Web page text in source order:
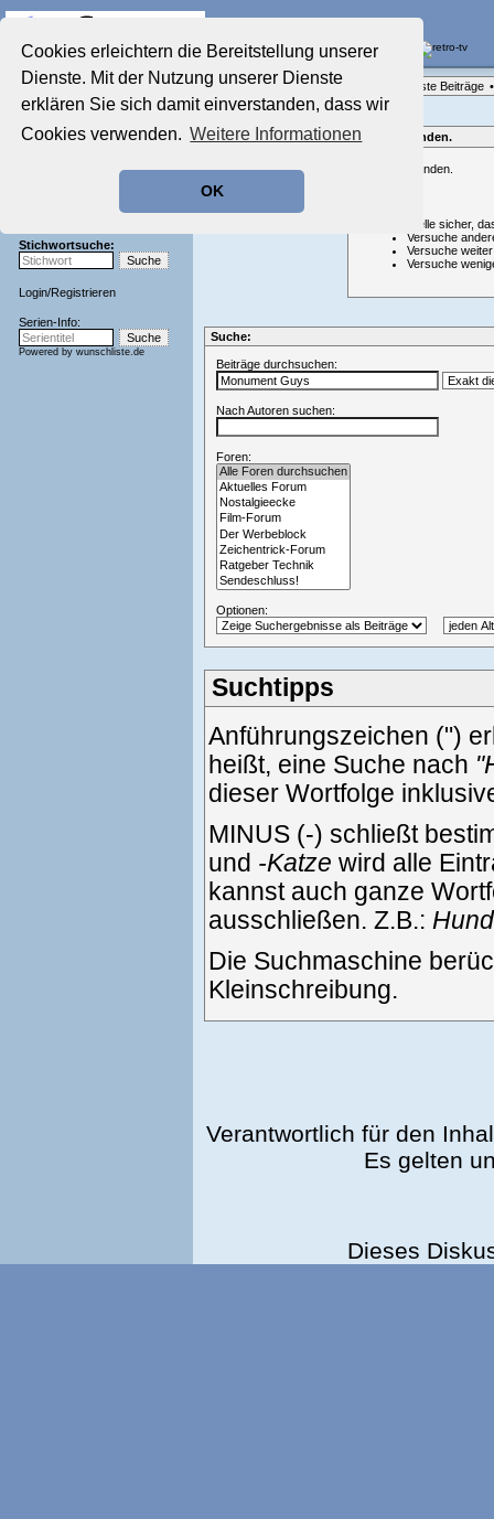
Cookies erleichtern die Bereitstellung unserer
Dienste. Mit der Nutzung unserer Dienste
erklären Sie sich damit einverstanden, dass wir
Cookies verwenden. Weitere Informationen
OK
Startseite
Aktuelles Forum
Film-Forum
Zeichentrick-Forum
Stichwortsuche:
Login/Registrieren
Serien-Info:
Powered by wunschliste.de
Forenliste • Themenübersicht Neueste Beiträge •
Nichts gefunden.
Nichts gefunden.
Stelle sicher,
Versuche
Versuche
Versuche
Suche:
Beiträge durchsuchen:
Nach Autoren suchen:
Foren:
Optionen:
Suchtipps
Anführungszeichen (")
heißt, eine Suche nach
dieser Wortfolge
MINUS (-) schließt
und -Katze wird alle
kannst auch ganze
ausschließen. Z.B.:
Die Suchmaschine
Kleinschreibung.
Verantwortlich für den
Es gelten
Dieses